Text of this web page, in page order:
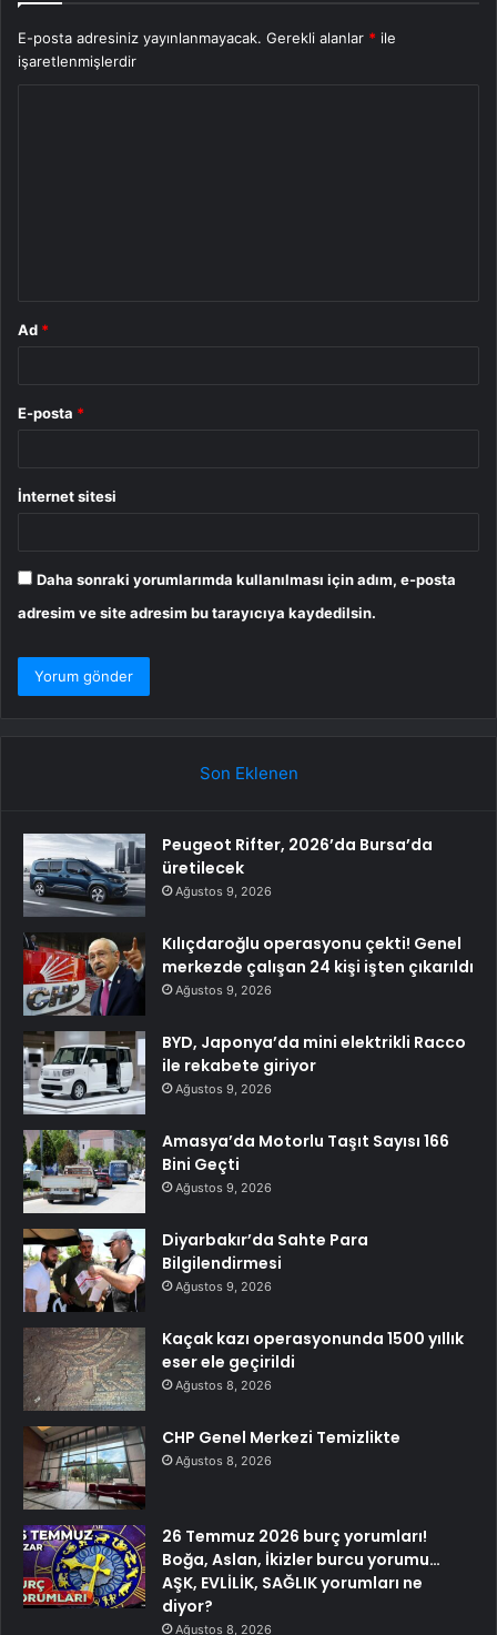
E-posta adresiniz yayınlanmayacak. Gerekli alanlar * ile
işaretlenmişlerdir
Ad *
E-posta *
İnternet sitesi
Daha sonraki yorumlarımda kullanılması için adım, e-posta
adresim ve site adresim bu tarayıcıya kaydedilsin.
Son Eklenen
Peugeot Rifter, 2026’da Bursa’da
üretilecek
Ağustos 9, 2026
Kılıçdaroğlu operasyonu çekti! Genel
merkezde çalışan 24 kişi işten çıkarıldı
Ağustos 9, 2026
BYD, Japonya’da mini elektrikli Racco
ile rekabete giriyor
Ağustos 9, 2026
Amasya’da Motorlu Taşıt Sayısı 166
Bini Geçti
Ağustos 9, 2026
Diyarbakır’da Sahte Para
Bilgilendirmesi
Ağustos 9, 2026
Kaçak kazı operasyonunda 1500 yıllık
eser ele geçirildi
Ağustos 8, 2026
CHP Genel Merkezi Temizlikte
Ağustos 8, 2026
26 Temmuz 2026 burç yorumları!
Boğa, Aslan, İkizler burcu yorumu…
AŞK, EVLİLİK, SAĞLIK yorumları ne
diyor?
Ağustos 8, 2026